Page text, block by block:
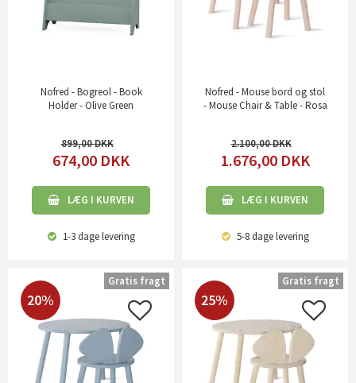
Nofred - Bogreol - Book
Holder - Olive Green
899,00
674,00 DKK
LÆG I KURVEN
1-3 dagelevering
Nofred - Mouse bord og stol
- Mouse Chair & Table - Rosa
2.100,00
1.676,00 DKK
LÆG I KURVEN
5-8 dagelevering
20%
Gratis fragt
25%
Gratis fragt